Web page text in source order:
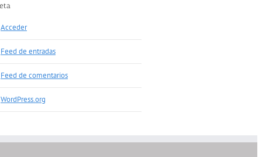
Acceder
Feed de entradas
Feed de comentarios
WordPress.org